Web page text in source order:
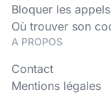
Bloquer les
Où trouver son
A PROPOS
Contact
Mentions légales